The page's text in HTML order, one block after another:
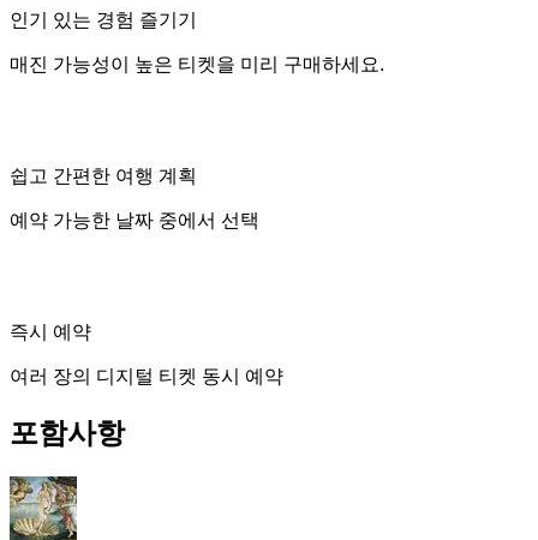
인기 있는 경험 즐기기
매진 가능성이 높은 티켓을 미리 구매하세요.
쉽고 간편한 여행 계획
예약 가능한 날짜 중에서 선택
즉시 예약
여러 장의 디지털 티켓 동시 예약
포함사항